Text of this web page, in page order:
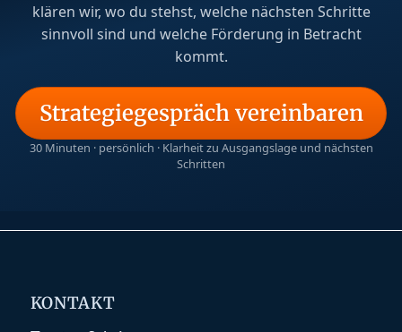
klären wir, wo du stehst, welche nächsten Schritte
sinnvoll sind und welche Förderung in Betracht
kommt.
Strategiegespräch vereinbaren
30 Minuten · persönlich · Klarheit zu Ausgangslage und nächsten
Schritten
KONTAKT